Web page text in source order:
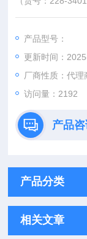
英文名称：
型号规格：
品牌：岛津 |
产品型号：
更新时间：
厂商性质：代理
访问量：2192
产品咨
产品分类
相关文章